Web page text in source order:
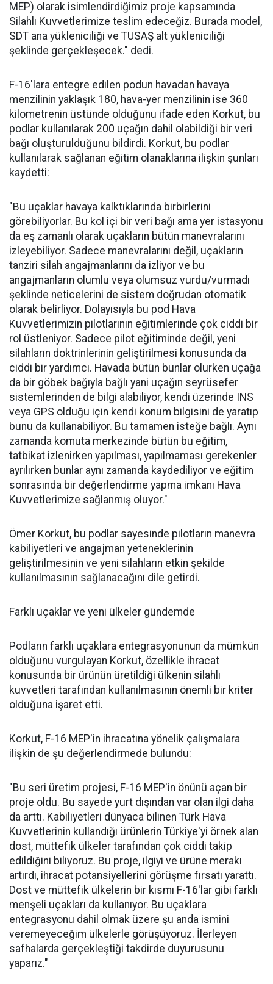
MEP) olarak isimlendirdiğimiz proje kapsamında
Silahlı Kuvvetlerimize teslim edeceğiz. Burada model,
SDT ana yükleniciliği ve TUSAŞ alt yükleniciliği
şeklinde gerçekleşecek." dedi.
F-16'lara entegre edilen podun havadan havaya
menzilinin yaklaşık 180, hava-yer menzilinin ise 360
kilometrenin üstünde olduğunu ifade eden Korkut, bu
podlar kullanılarak 200 uçağın dahil olabildiği bir veri
bağı oluşturulduğunu bildirdi. Korkut, bu podlar
kullanılarak sağlanan eğitim olanaklarına ilişkin şunları
kaydetti:
"Bu uçaklar havaya kalktıklarında birbirlerini
görebiliyorlar. Bu kol içi bir veri bağı ama yer istasyonu
da eş zamanlı olarak uçakların bütün manevralarını
izleyebiliyor. Sadece manevralarını değil, uçakların
tanziri silah angajmanlarını da izliyor ve bu
angajmanların olumlu veya olumsuz vurdu/vurmadı
şeklinde neticelerini de sistem doğrudan otomatik
olarak belirliyor. Dolayısıyla bu pod Hava
Kuvvetlerimizin pilotlarının eğitimlerinde çok ciddi bir
rol üstleniyor. Sadece pilot eğitiminde değil, yeni
silahların doktrinlerinin geliştirilmesi konusunda da
ciddi bir yardımcı. Havada bütün bunlar olurken uçağa
da bir göbek bağıyla bağlı yani uçağın seyrüsefer
sistemlerinden de bilgi alabiliyor, kendi üzerinde INS
veya GPS olduğu için kendi konum bilgisini de yaratıp
bunu da kullanabiliyor. Bu tamamen isteğe bağlı. Aynı
zamanda komuta merkezinde bütün bu eğitim,
tatbikat izlenirken yapılması, yapılmaması gerekenler
ayrılırken bunlar aynı zamanda kaydediliyor ve eğitim
sonrasında bir değerlendirme yapma imkanı Hava
Kuvvetlerimize sağlanmış oluyor."
Ömer Korkut, bu podlar sayesinde pilotların manevra
kabiliyetleri ve angajman yeteneklerinin
geliştirilmesinin ve yeni silahların etkin şekilde
kullanılmasının sağlanacağını dile getirdi.
Farklı uçaklar ve yeni ülkeler gündemde
Podların farklı uçaklara entegrasyonunun da mümkün
olduğunu vurgulayan Korkut, özellikle ihracat
konusunda bir ürünün üretildiği ülkenin silahlı
kuvvetleri tarafından kullanılmasının önemli bir kriter
olduğuna işaret etti.
Korkut, F-16 MEP'in ihracatına yönelik çalışmalara
ilişkin de şu değerlendirmede bulundu:
"Bu seri üretim projesi, F-16 MEP'in önünü açan bir
proje oldu. Bu sayede yurt dışından var olan ilgi daha
da arttı. Kabiliyetleri dünyaca bilinen Türk Hava
Kuvvetlerinin kullandığı ürünlerin Türkiye'yi örnek alan
dost, müttefik ülkeler tarafından çok ciddi takip
edildiğini biliyoruz. Bu proje, ilgiyi ve ürüne merakı
artırdı, ihracat potansiyellerini görüşme fırsatı yarattı.
Dost ve müttefik ülkelerin bir kısmı F-16'lar gibi farklı
menşeli uçakları da kullanıyor. Bu uçaklara
entegrasyonu dahil olmak üzere şu anda ismini
veremeyeceğim ülkelerle görüşüyoruz. İlerleyen
safhalarda gerçekleştiği takdirde duyurusunu
yaparız."